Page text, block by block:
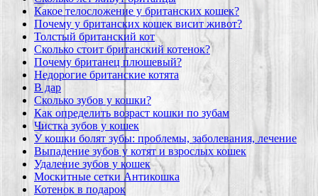
Какое телосложение у британских кошек?
Почему у британских кошек висит живот?
Толстый британский кот
Сколько стоит британский котенок?
Почему британец плюшевый?
Недорогие британские котята
В дар
Сколько зубов у кошки?
Как определить возраст кошки по зубам
Чистка зубов у кошек
У кошки болят зубы: проблемы, заболевания, лечение
Выпадение зубов у котят и взрослых кошек
Удаление зубов у кошек
Москитные сетки Антикошка
Котенок в подарок